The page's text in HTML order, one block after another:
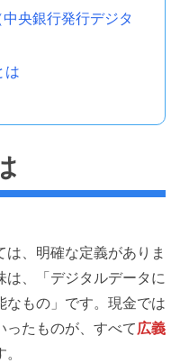
央銀行発行デジタ
は
、明確な定義がありま
は、「デジタルデータに
なもの」です。現金では
ったものが、すべて広義